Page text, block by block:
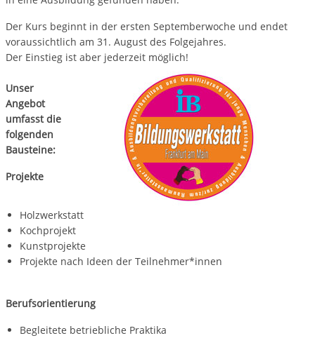
Der Kurs beginnt in der ersten Septemberwoche und endet
voraussichtlich am 31. August des Folgejahres.
Der Einstieg ist aber jederzeit möglich!
Unser
Angebot
umfasst die
folgenden
Bausteine:
Projekte
Holzwerkstatt
Kochprojekt
Kunstprojekte
Projekte nach Ideen der Teilnehmer*innen
Berufsorientierung
Begleitete betriebliche Praktika